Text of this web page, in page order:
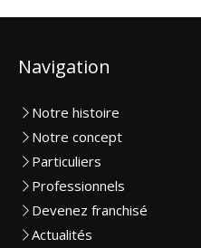
Navigation
Notre histoire
Notre concept
Particuliers
Professionnels
Devenez franchisé
Actualités